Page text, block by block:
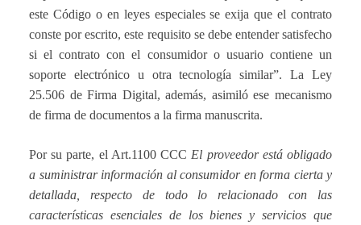
este Código o en leyes especiales se exija que el contrato
conste por escrito, este requisito se debe entender satisfecho
si el contrato con el consumidor o usuario contiene un
soporte electrónico u otra tecnología similar”. La Ley
25.506 de Firma Digital, además, asimiló ese mecanismo
de firma de documentos a la firma manuscrita.
Por su parte, el Art.1100 CCC El proveedor está obligado
a suministrar información al consumidor en forma cierta y
detallada, respecto de todo lo relacionado con las
características esenciales de los bienes y servicios que